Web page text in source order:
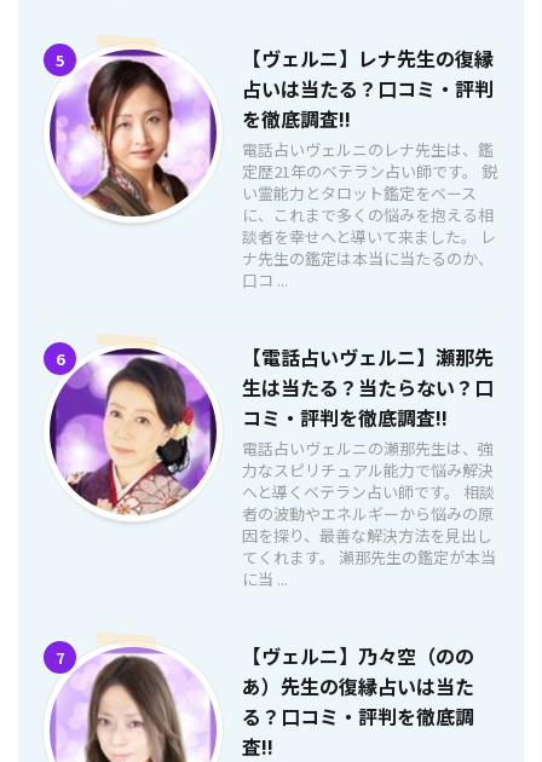
5
【ヴェルニ】レナ先生の復縁
占いは当たる？口コミ・評判
を徹底調査!!
電話占いヴェルニのレナ先生は、鑑
定歴21年のベテラン占い師です。 鋭
い霊能力とタロット鑑定をベース
に、これまで多くの悩みを抱える相
談者を幸せへと導いて来ました。 レ
ナ先生の鑑定は本当に当たるのか、
口コ ...
6
【電話占いヴェルニ】瀬那先
生は当たる？当たらない？口
コミ・評判を徹底調査!!
電話占いヴェルニの瀬那先生は、強
力なスピリチュアル能力で悩み解決
へと導くベテラン占い師です。 相談
者の波動やエネルギーから悩みの原
因を探り、最善な解決方法を見出し
てくれます。 瀬那先生の鑑定が本当
に当 ...
7
【ヴェルニ】乃々空（のの
あ）先生の復縁占いは当た
る？口コミ・評判を徹底調
査!!